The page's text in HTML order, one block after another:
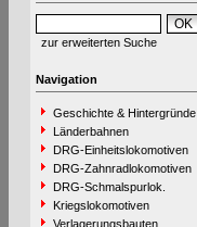
zur erweiterten Suche
Navigation
Geschichte & Hintergründe
Länderbahnen
DRG-Einheitslokomotiven
DRG-Zahnradlokomotiven
DRG-Schmalspurlok.
Kriegslokomotiven
Verlagerungsbauten